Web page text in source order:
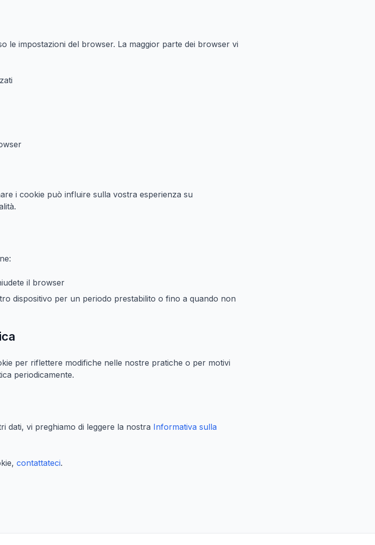
le impostazioni del browser. La maggior parte dei browser vi
i cookie può influire sulla vostra esperienza su
il browser
dispositivo per un periodo prestabilito o fino a quando non
per riflettere modifiche nelle nostre pratiche o per motivi
periodicamente.
dati, vi preghiamo di leggere la nostra Informativa sulla
contattateci.